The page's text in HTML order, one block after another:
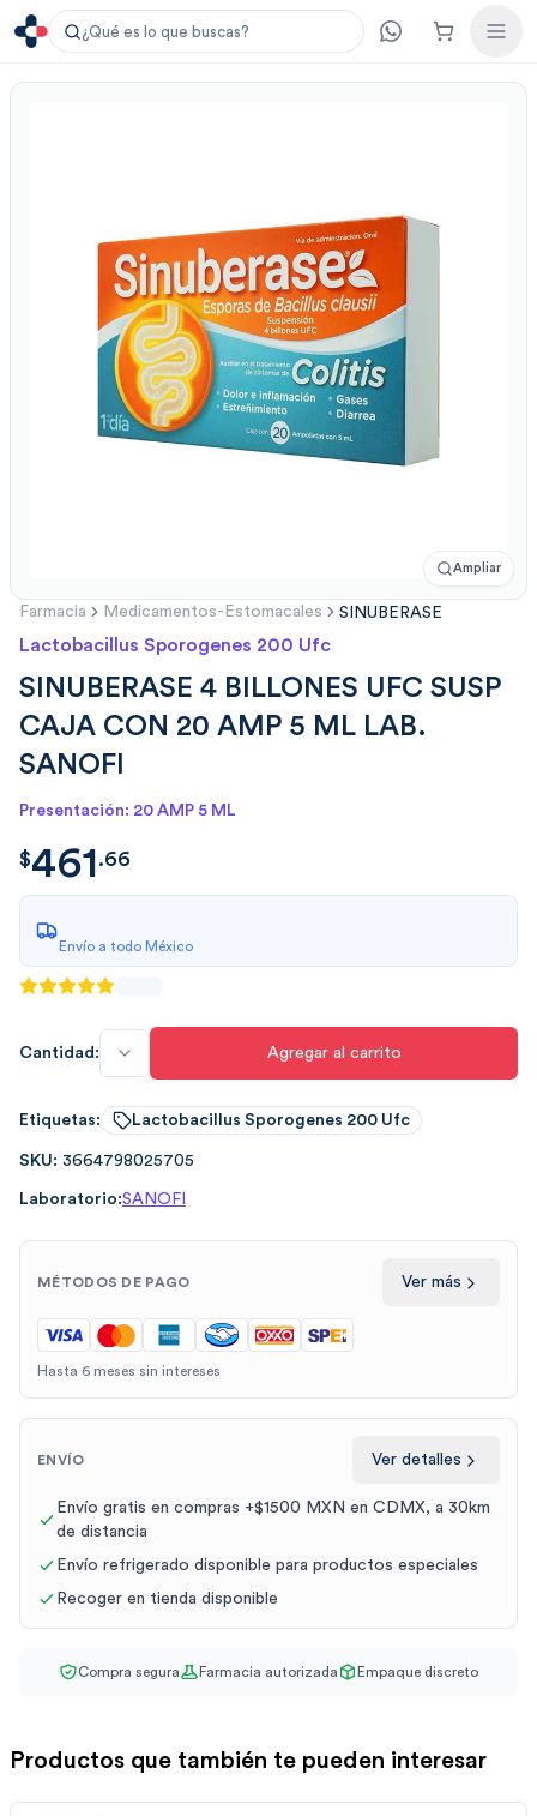
¿Qué es lo que buscas?
Ampliar
Farmacia Medicamentos-Estomacales SINUBERASE
Lactobacillus Sporogenes 200 Ufc
SINUBERASE 4 BILLONES UFC SUSP
CAJA CON 20 AMP 5 ML LAB.
SANOFI
Presentación: 20 AMP 5 ML
$461.6601
$461.66
Envío a todo México
Cantidad: Agregar al carrito
Etiquetas: Lactobacillus Sporogenes 200 Ufc
SKU: 3664798025705
Laboratorio:SANOFI
MÉTODOS DE PAGO Ver más
Hasta 6 meses sin intereses
ENVÍO Ver detalles
Envío gratis en compras +$1500 MXN en CDMX, a 30km
de distancia
Envío refrigerado disponible para productos especiales
Recoger en tienda disponible
Compra segura Farmacia autorizada Empaque discreto
Productos que también te pueden interesar